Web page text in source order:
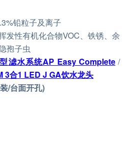
铅粒子及离子
发性有机化合物VOC、铁锈、余
孢子虫
滤水系统AP Easy Complete/
3合1 LED J GA饮水龙头
/台面开孔)